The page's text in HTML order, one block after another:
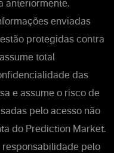
anteriormente.
enviadas
protegidas contra
total
das
e assume o risco de
pelo acesso não
do Prediction Market.
responsabilidade pelo